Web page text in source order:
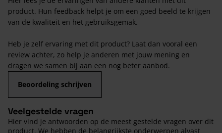
product. Hun feedback helpt je om een goed beeld te krijgen
van de kwaliteit en het gebruiksgemak.
Heb je zelf ervaring met dit product? Laat dan vooral een
review achter, zo help je anderen met jouw mening en
dragen we samen bij aan een nog beter aanbod.
Beoordeling schrijven
Veelgestelde vragen
Hier vind je antwoorden op de meest gestelde vragen over dit
product. We hebben de belangrijkste onderwerpen alvast